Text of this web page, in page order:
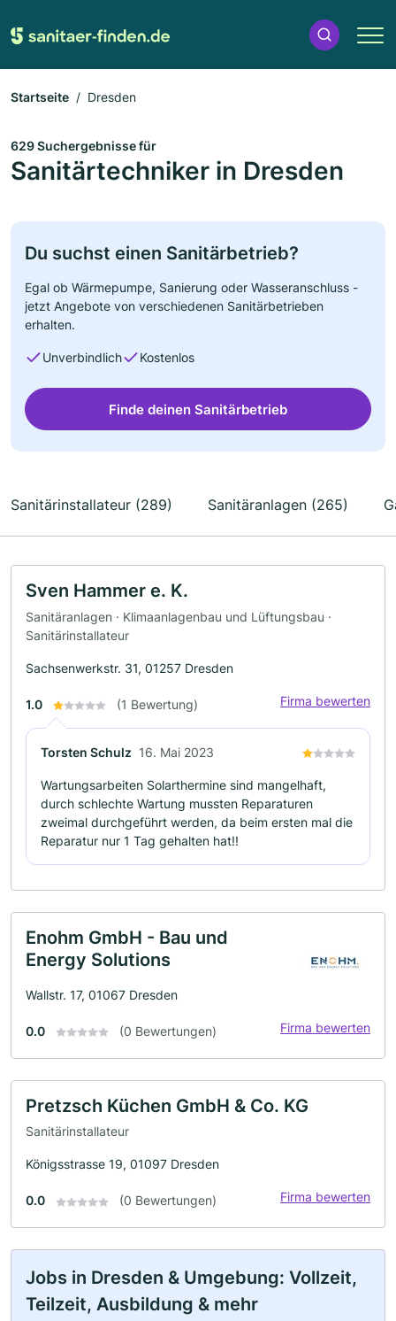
Startseite Dresden
629 Suchergebnisse für
Sanitärtechniker in Dresden
Du suchst einen Sanitärbetrieb?
Egal ob Wärmepumpe, Sanierung oder Wasseranschluss -
jetzt Angebote von verschiedenen Sanitärbetrieben
erhalten.
Unverbindlich Kostenlos
Finde deinen Sanitärbetrieb
Sanitärinstallateur (289) Sanitäranlagen (265)
Sven Hammer e. K.
Sanitäranlagen · Klimaanlagenbau und Lüftungsbau ·
Sanitärinstallateur
Sachsenwerkstr. 31, 01257 Dresden
1.0 (1 Bewertung) Firma bewerten
Torsten Schulz 16. Mai 2023
Wartungsarbeiten Solarthermine sind mangelhaft,
durch schlechte Wartung mussten Reparaturen
zweimal durchgeführt werden, da beim ersten mal die
Reparatur nur 1 Tag gehalten hat!!
Enohm GmbH - Bau und
Energy Solutions
Wallstr. 17, 01067 Dresden
0.0 (0 Bewertungen) Firma bewerten
Pretzsch Küchen GmbH & Co. KG
Sanitärinstallateur
Königsstrasse 19, 01097 Dresden
0.0 (0 Bewertungen) Firma bewerten
Jobs in Dresden & Umgebung: Vollzeit,
Teilzeit, Ausbildung & mehr